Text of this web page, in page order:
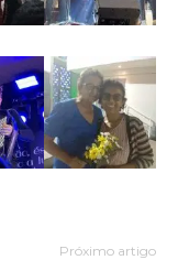
Próximo artigo